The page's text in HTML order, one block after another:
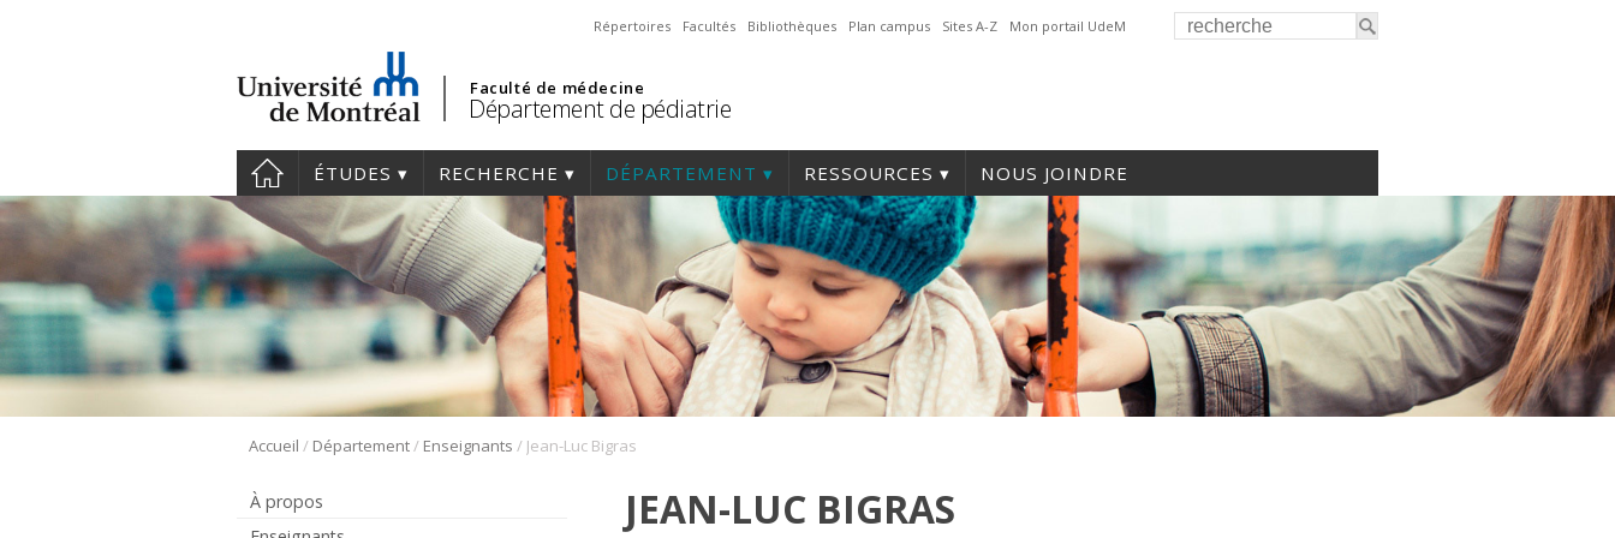
Répertoires Facultés Bibliothèques Plan campus Sites A-Z Mon portail UdeM
Faculté de médecine
Département de pédiatrie
ÉTUDES RECHERCHE DÉPARTEMENT RESSOURCES NOUS JOINDRE
Accueil / Département/ Enseignants / Jean-Luc Bigras
À propos
JEAN-LUC BIGRAS